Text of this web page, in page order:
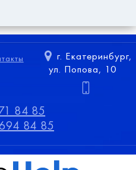
г. Екатеринбург,
ул. Попова, 10
84 85
84 85